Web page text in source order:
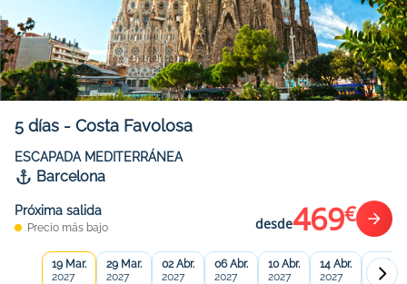
5 días - Costa Favolosa
ESCAPADA MEDITERRÁNEA
Barcelona
Próxima salida
Precio más bajo desde469€
19 Mar.
2027
29 Mar.
2027
02 Abr.
2027
06 Abr.
2027
10 Abr.
2027
14 Abr.
2027
18 Abr.
2027